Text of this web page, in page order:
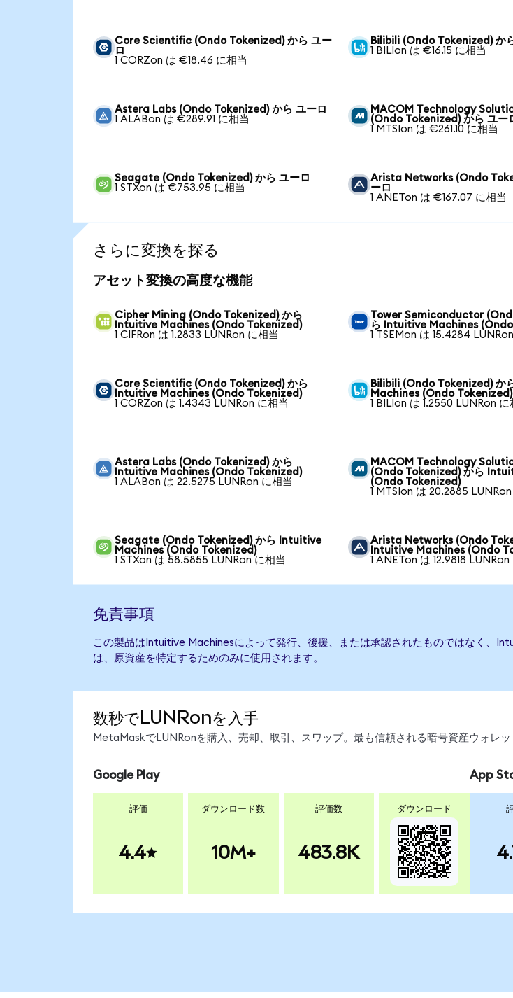
Core Scientific (Ondo Tokenized) から ユー
ロ
1 CORZon は €18.46 に相当
Bilibili (Ondo Tokenized) か
1 BILIon は €16.15 に相当
Astera Labs (Ondo Tokenized) から ユーロ
1 ALABon は €289.91 に相当
MACOM Technology
(Ondo Tokenized) から ユー
1 MTSIon は €261.10 に相当
Seagate (Ondo Tokenized) から ユーロ
1 STXon は €753.95 に相当
Arista Networks (Ondo
ーロ
1 ANETon は €167.07 に相当
さらに変換を探る
アセット変換の高度な機能
Cipher Mining (Ondo Tokenized) から
Intuitive Machines (Ondo Tokenized)
1 CIFRon は 1.2833 LUNRon に相当
Tower Semiconductor
ら Intuitive Machines
1 TSEMon は 15.4284
Core Scientific (Ondo Tokenized) から
Intuitive Machines (Ondo Tokenized)
1 CORZon は 1.4343 LUNRon に相当
Bilibili (Ondo Tokenized) か
Machines (Ondo Tokenized)
1 BILIon は 1.2550 LUNRon に
Astera Labs (Ondo Tokenized) から
Intuitive Machines (Ondo Tokenized)
1 ALABon は 22.5275 LUNRon に相当
MACOM Technology
(Ondo Tokenized) から
(Ondo Tokenized)
1 MTSIon は 20.2885 LUNRon
Seagate (Ondo Tokenized) から Intuitive
Machines (Ondo Tokenized)
1 STXon は 58.5855 LUNRon に相当
Arista Networks (Ondo
Intuitive Machines (Ondo
1 ANETon は 12.9818 LUNRon
免責事項
この製品はIntuitive Machinesによって発行、後援、または承認されたものではなく、
は、原資産を特定するためのみに使用されます。
数秒でLUNRonを入手
MetaMaskでLUNRonを購入、売却、取引、スワップ。最も信頼される暗号資産ウォレッ
Google Play
評価
4.4
ダウンロード数
10M+
評価数
483.8K
ダウンロード
App